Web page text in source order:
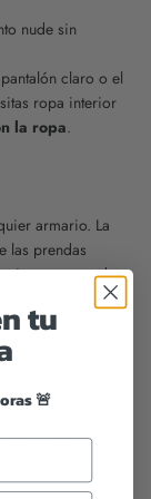
nude sin
claro o el
ropa interior
la ropa.
armario. La
las prendas
un tono nude
que hace que
cuando llevo
nada, pero
Uno lo uso
tu
🚨